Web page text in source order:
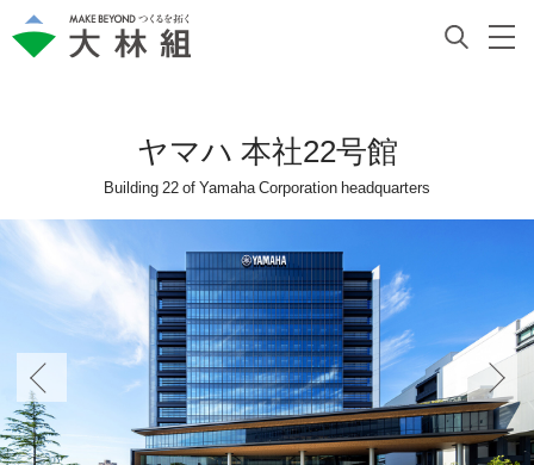
ヤマハ 本社22号館
Building 22 of Yamaha Corporation headquarters